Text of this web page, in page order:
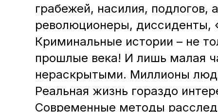
грабежей, насилия,
революционеры, диссиденты,
Криминальные истории – не
прошлые века! И лишь малая
нераскрытыми. Миллионы
Реальная жизнь гораздо
Современные методы